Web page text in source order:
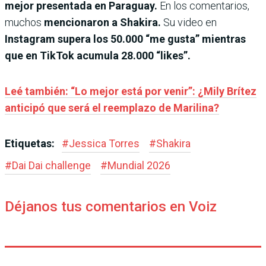
mejor presentada en Paraguay. En los comentarios,
muchos mencionaron a Shakira. Su video en
Instagram supera los 50.000 “me gusta” mientras
que en TikTok acumula 28.000 “likes”.
Leé también: “Lo mejor está por venir”: ¿Mily Brítez
anticipó que será el reemplazo de Marilina?
Etiquetas: #Jessica Torres #Shakira
#Dai Dai challenge #Mundial 2026
Déjanos tus comentarios en Voiz